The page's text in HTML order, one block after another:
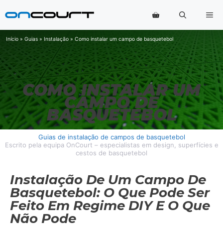
para
conteúdo
Início » Guias » Instalação » Como instalar um campo de basquetebol
COMO INSTALAR UM
CAMPO DE
BASQUETEBOL
Guias de instalação de campos de basquetebol
Escrito pela equipa OnCourt – especialistas em design, superfícies e
cestos de basquetebol
Instalação De Um Campo De
Basquetebol: O Que Pode Ser
Feito Em Regime DIY E O Que
Não Pode